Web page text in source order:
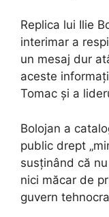
Replica lui Ilie
interimar a
un mesaj dur
aceste
Tomac și a
Bolojan a
public drept
susținând că
nici măcar de
guvern